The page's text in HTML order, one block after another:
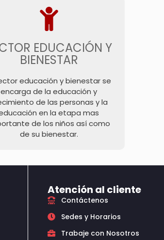
EDUCACIÓN Y
BIENESTAR
educación y bienestar se
encarga de la educación y
de las personas y la
en la etapa mas
de los niños así como
de su bienestar.
Atención al cliente
Contáctenos
Sedes y Horarios
Trabaje con Nosotros